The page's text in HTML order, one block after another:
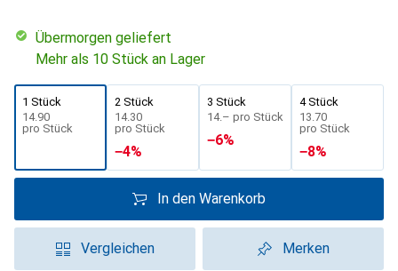
übermorgen geliefert
Mehr als 10 Stück an Lager
1 Stück
CHF
14.90
pro Stück
2 Stück
CHF
14.30
pro Stück
−4%
3 Stück
CHF
14.– pro Stück
−6%
4 Stück
CHF
13.70
pro Stück
−8%
In den Warenkorb
Vergleichen Merken